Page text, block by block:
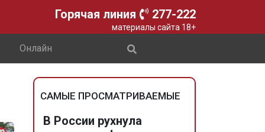
Горячая линия 277-222
материалы сайта 18+
Онлайн
САМЫЕ ПРОСМАТРИВАЕМЫЕ
В России рухнула